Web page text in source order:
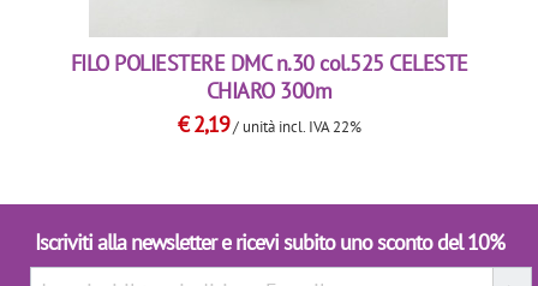
FILO POLIESTERE DMC n.30 col.525 CELESTE
CHIARO 300m
€2,19 / unità incl. IVA 22%
Iscriviti alla newsletter e ricevi subito uno sconto del 10%